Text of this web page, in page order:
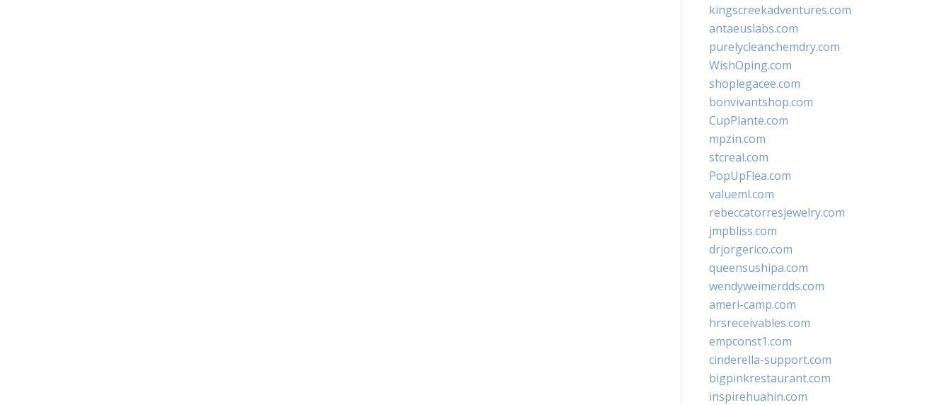
kingscreekadventures.com
antaeuslabs.com
purelycleanchemdry.com
WishOping.com
shoplegacee.com
bonvivantshop.com
CupPlante.com
mpzin.com
stcreal.com
PopUpFlea.com
valueml.com
rebeccatorresjewelry.com
jmpbliss.com
drjorgerico.com
queensushipa.com
wendyweimerdds.com
ameri-camp.com
hrsreceivables.com
empconst1.com
cinderella-support.com
bigpinkrestaurant.com
inspirehuahin.com